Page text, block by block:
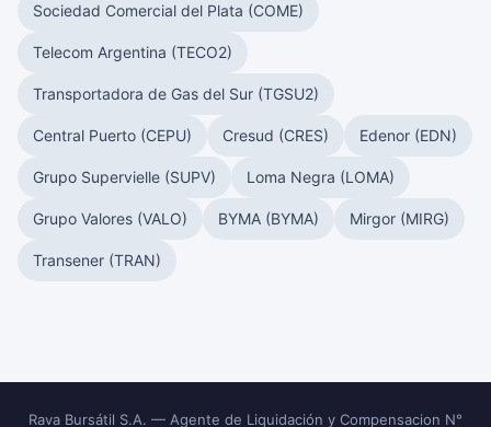
Sociedad Comercial del Plata (COME)
Telecom Argentina (TECO2)
Transportadora de Gas del Sur (TGSU2)
Central Puerto (CEPU) Cresud (CRES) Edenor (EDN)
Grupo Supervielle (SUPV) Loma Negra (LOMA)
Grupo Valores (VALO) BYMA (BYMA) Mirgor (MIRG)
Transener (TRAN)
Rava Bursátil S.A. — Agente de Liquidación y Compensacion N°